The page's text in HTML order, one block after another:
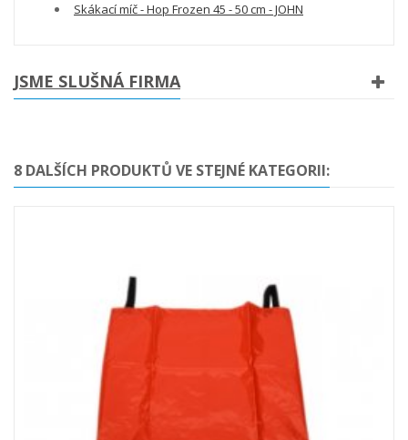
Skákací míč - Hop Frozen 45 - 50 cm - JOHN
JSME SLUŠNÁ FIRMA
8 DALŠÍCH PRODUKTŮ VE STEJNÉ KATEGORII: